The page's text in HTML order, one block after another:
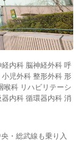
内科 脳神経外科 呼
児外科 整形外科 形
喉科 リハビリテーシ
内科 循環器内科 消
・総武線も乗り入